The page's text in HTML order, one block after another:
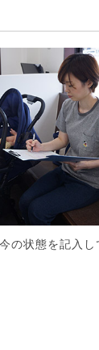
の状態を記入し